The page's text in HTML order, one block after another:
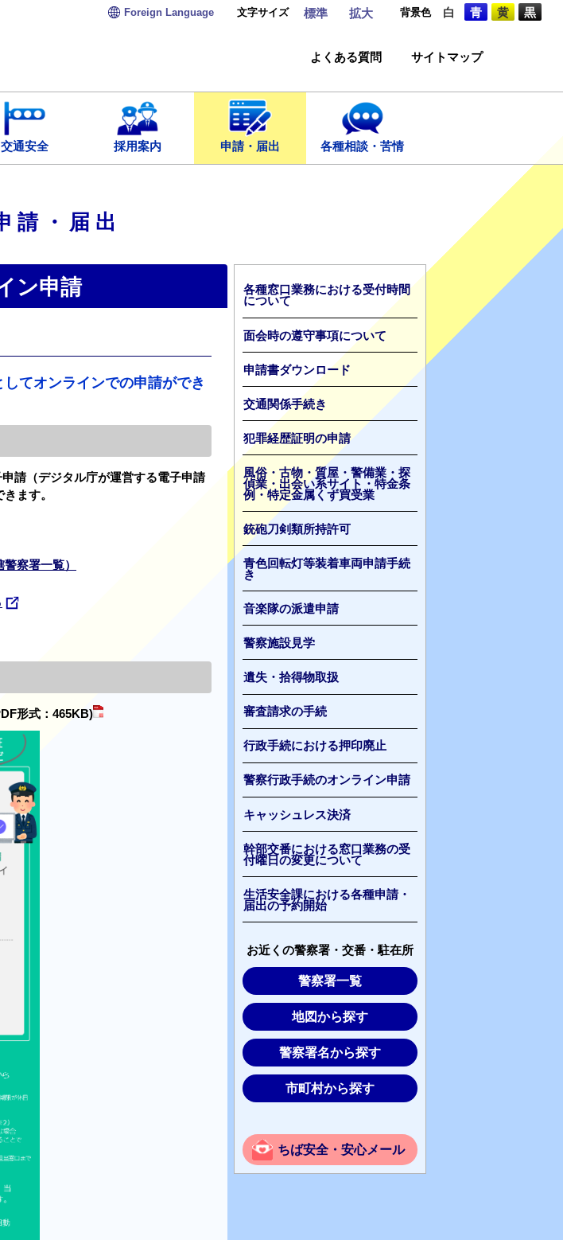
Foreign Language 文字サイズ 標準 拡大 背景色 白 青 黄 黒
よくある質問 サイトマップ
交通安全 採用案内 申請・届出 各種相談・苦情
請・届出
ン申請
てオンラインでの申請ができ
請（デジタル庁が運営する電子申請
ます。
警察署一覧）
形式：465KB)
各種窓口業務における受付時間
について
面会時の遵守事項について
申請書ダウンロード
交通関係手続き
犯罪経歴証明の申請
風俗・古物・質屋・警備業・探
偵業・出会い系サイト・特金条
例・特定金属くず買受業
銃砲刀剣類所持許可
青色回転灯等装着車両申請手続
き
音楽隊の派遣申請
警察施設見学
遺失・拾得物取扱
審査請求の手続
行政手続における押印廃止
警察行政手続のオンライン申請
キャッシュレス決済
幹部交番における窓口業務の受
付曜日の変更について
生活安全課における各種申請・
届出の予約開始
お近くの警察署・交番・駐在所
警察署一覧
地図から探す
警察署名から探す
市町村から探す
ちば安全・安心メール